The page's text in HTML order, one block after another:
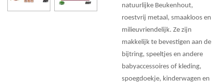
natuurlijke Beukenhout,
roestvrij metaal, smaakloos en
milieuvriendelijk. Ze zijn
makkelijk te bevestigen aan de
bijtring, speeltjes en andere
babyaccessoires of kleding,
spoegdoekje, kinderwagen en